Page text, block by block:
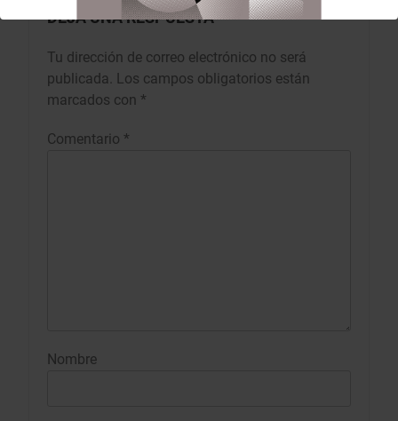
DEJA UNA RESPUESTA
Tu dirección de correo electrónico no será
publicada. Los campos obligatorios están
marcados con *
Comentario *
Nombre